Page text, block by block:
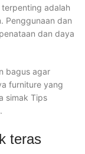
adalah
Penggunaan dan
dan daya
bagus agar
furniture yang
simak Tips
teras